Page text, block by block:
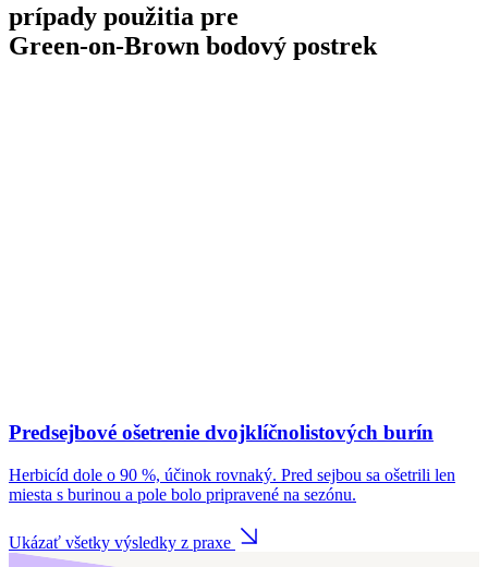
prípady použitia pre
Green-on-Brown bodový postrek
Predsejbové ošetrenie dvojklíčnolistových burín
Herbicíd dole o 90 %, účinok rovnaký. Pred sejbou sa ošetrili len
miesta s burinou a pole bolo pripravené na sezónu.
Ukázať všetky výsledky z praxe